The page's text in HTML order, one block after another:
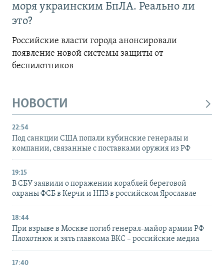
моря украинским БпЛА. Реально ли
это?
Российские власти города анонсировали
появление новой системы защиты от
беспилотников
НОВОСТИ
22:54
Под санкции США попали кубинские генералы и
компании, связанные с поставками оружия из РФ
19:15
В СБУ заявили о поражении кораблей береговой
охраны ФСБ в Керчи и НПЗ в российском Ярославле
18:44
При взрыве в Москве погиб генерал-майор армии РФ
Плохотнюк и зять главкома ВКС – российские медиа
17:40